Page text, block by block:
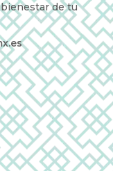
de tu